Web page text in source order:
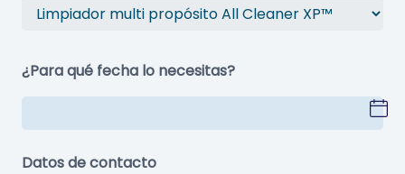
¿Para qué fecha lo necesitas?
Datos de contacto